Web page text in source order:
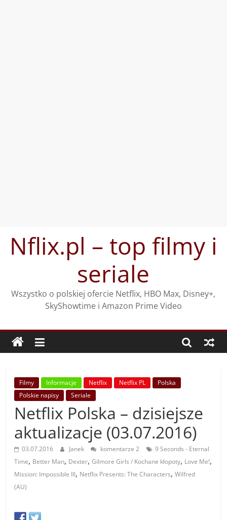
treściNflix.pl – top filmy i
seriale
Wszystko o polskiej ofercie Netflix, HBO Max, Disney+,
SkyShowtime i Amazon Prime Video
Filmy Informacje Netflix Netflix PL
Polska
Polskie napisy
Seriale
Netflix Polska – dzisiejsze
aktualizacje (03.07.2016)
03.07.2016 Janek komentarze 2
9 Seconds - Eternal
Time, Better Man, Dexter,Gilmore Girls / Kochane kłopoty, Love Me!,
Mission: Impossible III, Netflix Presents: The Characters,Wilfred
(AU)